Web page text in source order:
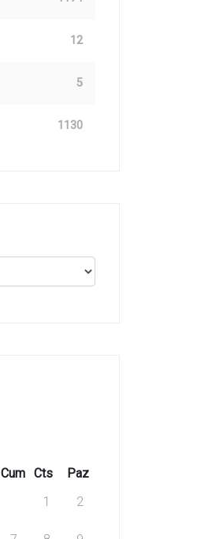
12
5
1130
Cum Cts
Paz
1
2